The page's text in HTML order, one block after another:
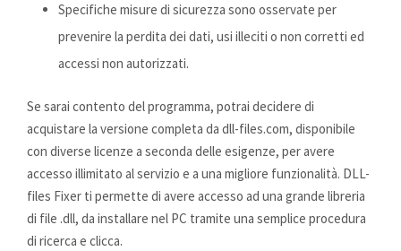
Specifiche misure di sicurezza sono osservate per
prevenire la perdita dei dati, usi illeciti o non corretti ed
accessi non autorizzati.
Se sarai contento del programma, potrai decidere di
acquistare la versione completa da dll-files.com, disponibile
con diverse licenze a seconda delle esigenze, per avere
accesso illimitato al servizio e a una migliore funzionalità. DLL-
files Fixer ti permette di avere accesso ad una grande libreria
di file .dll, da installare nel PC tramite una semplice procedura
di ricerca e clicca.